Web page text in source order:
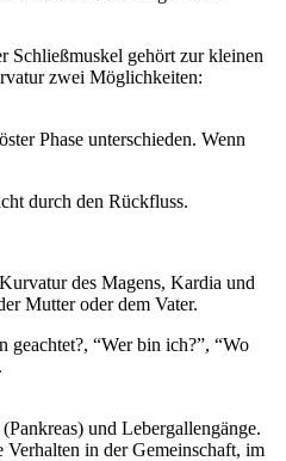
Schließmuskel gehört zur kleinen
zwei Möglichkeiten:
Phase unterschieden. Wenn
durch den Rückfluss.
des Magens, Kardia und
Mutter oder dem Vater.
“Wer bin ich?”, “Wo
und Lebergallengänge.
Verhalten in der Gemeinschaft, im